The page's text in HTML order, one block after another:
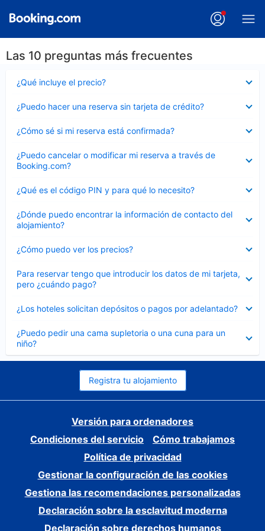
Las 10 preguntas más frecuentes
¿Qué incluye el precio?
cerrado
¿Puedo hacer una reserva sin tarjeta de crédito?
cerrado
¿Cómo sé si mi reserva está confirmada?
cerrado
¿Puedo cancelar o modificar mi reserva a través de
Booking.com?
cerrado
¿Qué es el código PIN y para qué lo necesito?
cerrado
¿Dónde puedo encontrar la información de contacto del
alojamiento?
cerrado
¿Cómo puedo ver los precios?
cerrado
Para reservar tengo que introducir los datos de mi tarjeta,
pero ¿cuándo pago?
cerrado
¿Los hoteles solicitan depósitos o pagos por adelantado?
cerrado
¿Puedo pedir una cama supletoria o una cuna para un
niño?
cerrado
Registra tu alojamiento
Versión para ordenadores
Condiciones del servicio
Cómo trabajamos
Política de privacidad
Gestionar la configuración de las cookies
Gestiona las recomendaciones personalizadas
Declaración sobre la esclavitud moderna
Declaración sobre derechos humanos